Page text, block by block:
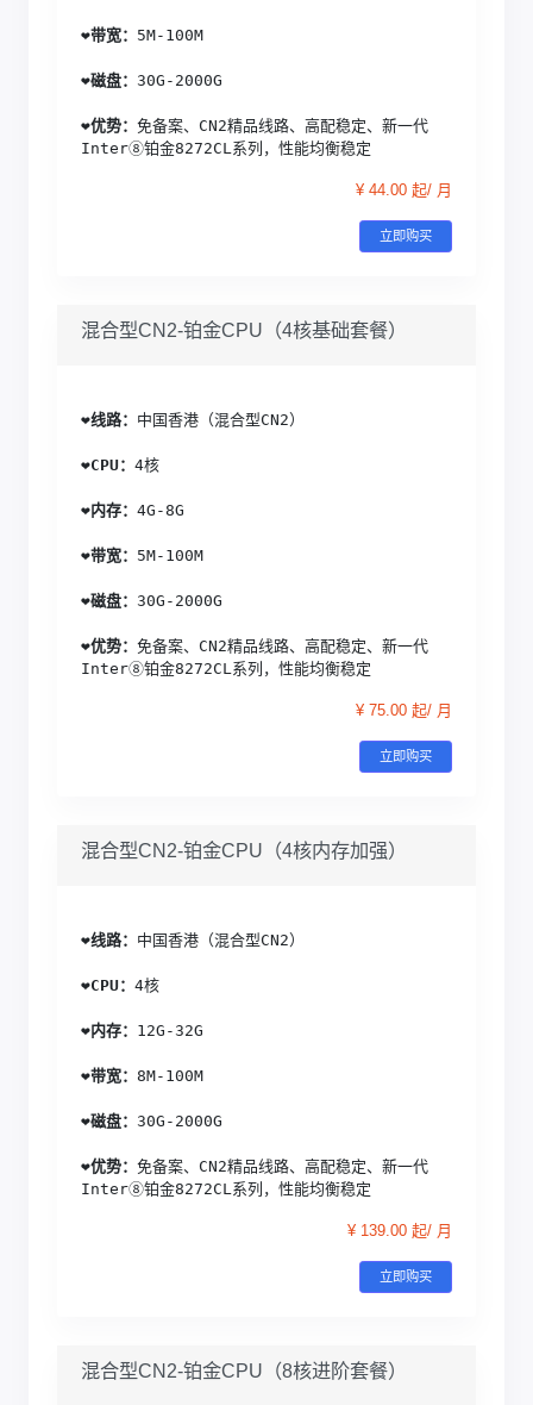
❤️带宽： 5M-100M
❤️磁盘： 30G-2000G
❤️优势： 免备案、CN2精品线路、高配稳定、新一代
Inter⑧铂金8272CL系列，性能均衡稳定
¥ 44.00 起/ 月
立即购买
混合型CN2-铂金CPU（4核基础套餐）
❤️线路： 中国香港（混合型CN2）
❤️CPU： 4核
❤️内存： 4G-8G
❤️带宽： 5M-100M
❤️磁盘： 30G-2000G
❤️优势： 免备案、CN2精品线路、高配稳定、新一代
Inter⑧铂金8272CL系列，性能均衡稳定
¥ 75.00 起/ 月
立即购买
混合型CN2-铂金CPU（4核内存加强）
❤️线路： 中国香港（混合型CN2）
❤️CPU： 4核
❤️内存： 12G-32G
❤️带宽： 8M-100M
❤️磁盘： 30G-2000G
❤️优势： 免备案、CN2精品线路、高配稳定、新一代
Inter⑧铂金8272CL系列，性能均衡稳定
¥ 139.00 起/ 月
立即购买
混合型CN2-铂金CPU（8核进阶套餐）